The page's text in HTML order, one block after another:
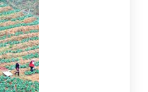
trữ lúa gạo của